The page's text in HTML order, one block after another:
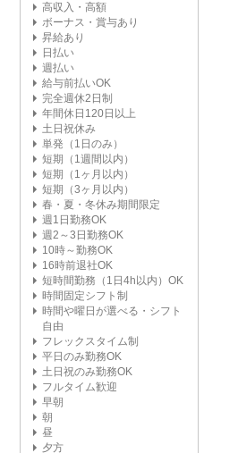
高収入・高額
ボーナス・賞与あり
昇給あり
日払い
週払い
給与前払いOK
完全週休2日制
年間休日120日以上
土日祝休み
単発（1日のみ）
短期（1週間以内）
短期（1ヶ月以内）
短期（3ヶ月以内）
春・夏・冬休み期間限定
週1日勤務OK
週2～3日勤務OK
10時～勤務OK
16時前退社OK
短時間勤務（1日4h以内）OK
時間固定シフト制
時間や曜日が選べる・シフト
自由
フレックスタイム制
平日のみ勤務OK
土日祝のみ勤務OK
フルタイム歓迎
早朝
朝
昼
夕方